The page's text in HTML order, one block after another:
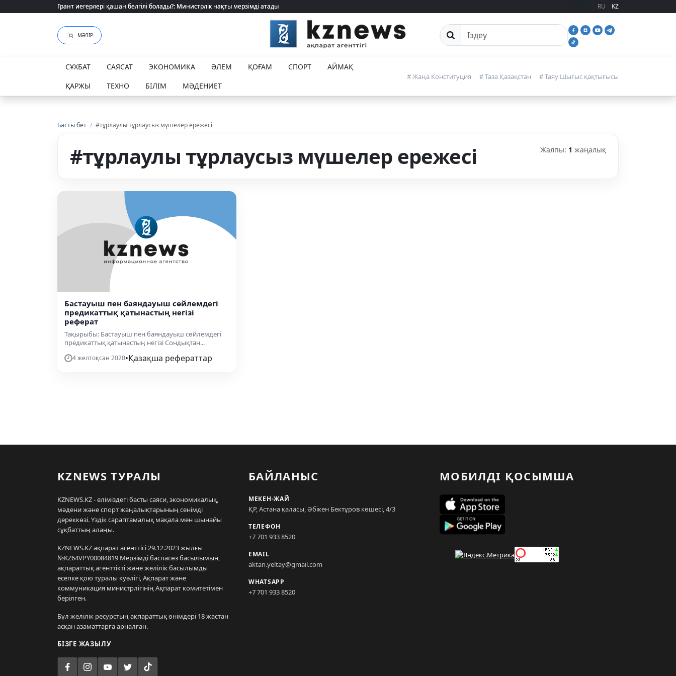
Грант иегерлері қашан белгілі болады?: Министрлік нақты мерзімді атады
Грант иегерлері қашан белгілі болады?: Министрлік нақты мерзімді атады RU KZ
МӘЗІР Сайттан іздеу
СҰХБАТ САЯСАТ ЭКОНОМИКА ӘЛЕМ ҚОҒАМ СПОРТ
АЙМАҚ
ҚАРЖЫ
ТЕХНО БІЛІМ МӘДЕНИЕТ
# Жаңа Конституция # Таза Қазақстан # Таяу Шығыс қақтығысы
Басты бет / #тұрлаулы тұрлаусыз мүшелер ережесі
#тұрлаулы тұрлаусыз мүшелер ережесі Жалпы: 1 жаңалық
Бастауыш пен баяндауыш сөйлемдегі
предикаттық қатынастың негізі
реферат
Тақырыбы: Бастауыш пен баяндауыш сөйлемдегі
предикаттық қатынастың негізі Сондықтан...
4 желтоқсан 2020•Қазақша рефераттар
KZNEWS ТУРАЛЫ
KZNEWS.KZ - еліміздегі басты саяси, экономикалық,
мәдени және спорт жаңалықтарының сенімді
дереккөзі. Үздік сараптамалық мақала мен шынайы
сұқбаттың алаңы.
KZNEWS.KZ ақпарат агенттігі 29.12.2023 жылғы
№KZ64VPY00084819 Мерзімді баспасөз басылымын,
ақпараттық агенттікті және желілік басылымды
есепке қою туралы куәлігі, Ақпарат және
коммуникация министрлігінің Ақпарат комитетімен
берілген.
Бұл желілік ресурстың ақпараттық өнімдері 18 жастан
асқан азаматтарға арналған.
БІЗГЕ ЖАЗЫЛУ
БАЙЛАНЫС
МЕКЕН-ЖАЙ
ҚР, Астана қаласы, Әбікен Бектұров көшесі, 4/3
ТЕЛЕФОН
+7 701 933 8520
EMAIL
aktan.yeltay@gmail.com
WHATSAPP
+7 701 933 8520
МОБИЛДІ ҚОСЫМША